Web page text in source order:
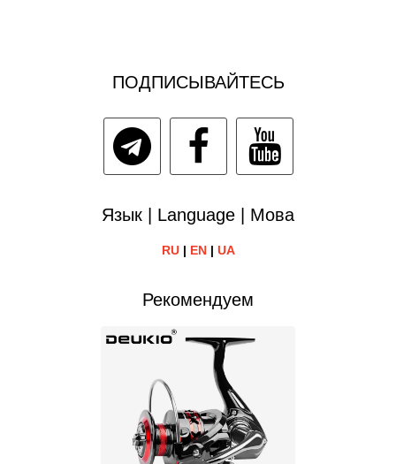
ПОДПИСЫВАЙТЕСЬ
Язык | Language | Мова
RU| EN| UA
Рекомендуем